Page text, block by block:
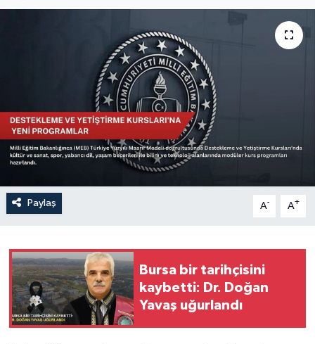
Paylaş A- A+
Bursa bir tarihçisini
kaybetti: Dr. Doğan
Yavaş uğurlandı
Sağlık
Türkiye